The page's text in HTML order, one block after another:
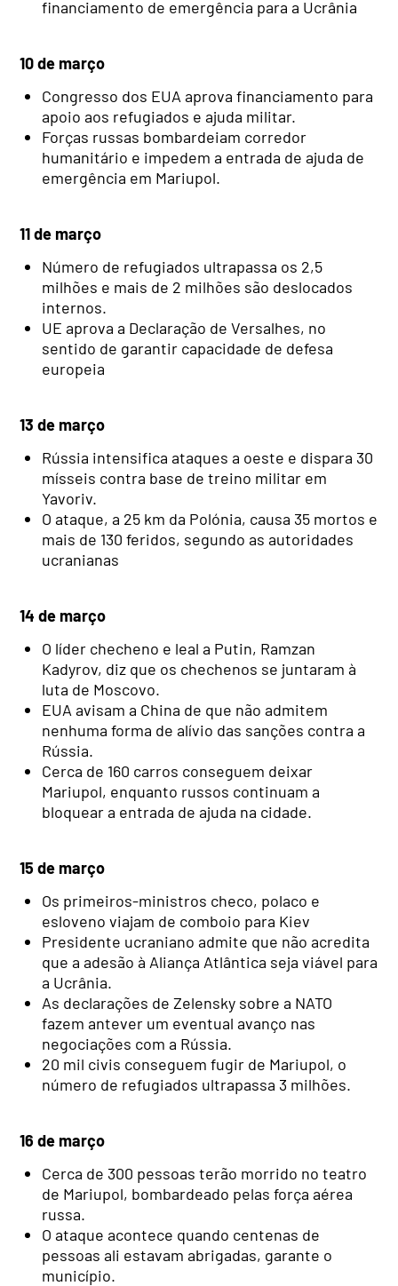
financiamento de emergência para a Ucrânia
10 de março
Congresso dos EUA aprova financiamento para
apoio aos refugiados e ajuda militar.
Forças russas bombardeiam corredor
humanitário e impedem a entrada de ajuda de
emergência em Mariupol.
11 de março
Número de refugiados ultrapassa os 2,5
milhões e mais de 2 milhões são deslocados
internos.
UE aprova a Declaração de Versalhes, no
sentido de garantir capacidade de defesa
europeia
13 de março
Rússia intensifica ataques a oeste e dispara 30
mísseis contra base de treino militar em
Yavoriv.
O ataque, a 25 km da Polónia, causa 35 mortos e
mais de 130 feridos, segundo as autoridades
ucranianas
14 de março
O líder checheno e leal a Putin, Ramzan
Kadyrov, diz que os chechenos se juntaram à
luta de Moscovo.
EUA avisam a China de que não admitem
nenhuma forma de alívio das sanções contra a
Rússia.
Cerca de 160 carros conseguem deixar
Mariupol, enquanto russos continuam a
bloquear a entrada de ajuda na cidade.
15 de março
Os primeiros-ministros checo, polaco e
esloveno viajam de comboio para Kiev
Presidente ucraniano admite que não acredita
que a adesão à Aliança Atlântica seja viável para
a Ucrânia.
As declarações de Zelensky sobre a NATO
fazem antever um eventual avanço nas
negociações com a Rússia.
20 mil civis conseguem fugir de Mariupol, o
número de refugiados ultrapassa 3 milhões.
16 de março
Cerca de 300 pessoas terão morrido no teatro
de Mariupol, bombardeado pelas força aérea
russa.
O ataque acontece quando centenas de
pessoas ali estavam abrigadas, garante o
município.